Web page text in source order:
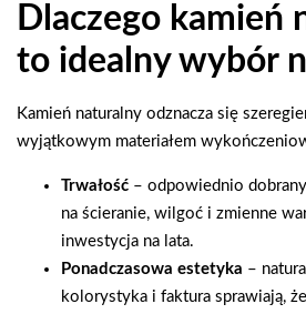
Dlaczego kamień
to idealny wybór
Kamień naturalny odznacza się
wyjątkowym materiałem
Trwałość – odpowiednio
na ścieranie, wilgoć i zmienne
inwestycja na lata.
Ponadczasowa estetyka –
kolorystyka i faktura sprawiają,